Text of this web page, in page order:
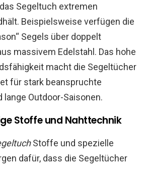
Segeltuch extremen
Beispielsweise verfügen die
Segels über doppelt
massivem Edelstahl. Das hohe
macht die Segeltücher
für stark beanspruchte
lange Outdoor-Saisonen.
Stoffe und Nahttechnik
Stoffe und spezielle
dafür, dass die Segeltücher